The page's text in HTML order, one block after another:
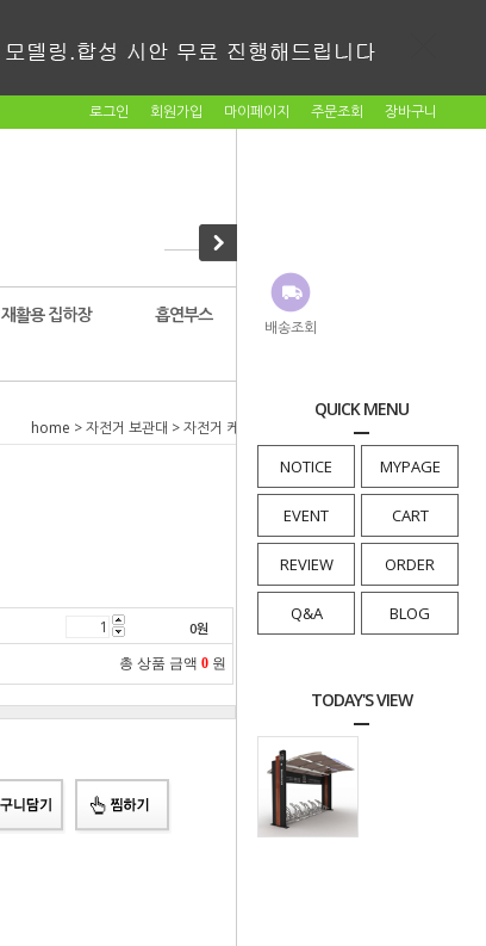
배송조회
QUICK MENU
NOTICE MYPAGE
EVENT CART
REVIEW ORDER
Q&A BLOG
TODAY'S VIEW
로그인 회원가입 마이페이지 주문조회 장바구니
재활용 집하장 흡연부스 암롤박스
home >자전거 보관대 >자전거 케노피 > 자전거보관대 BM-B005
0원
총 상품 금액 0 원